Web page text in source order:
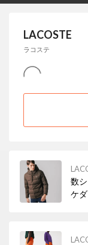
LACOSTE
ラコステ
数
ケ